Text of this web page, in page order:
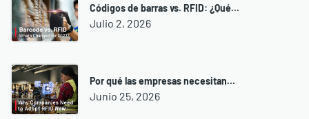
Códigos de barras vs. RFID: ¿Qué...
Julio 2, 2026
Por qué las empresas necesitan...
Junio 25, 2026